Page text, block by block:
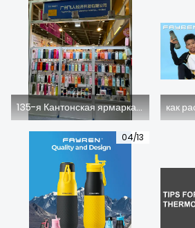
135-я Кантонская ярмарка Фэйрен 2024, новые складные бутылки для воды очень популярны.
04/13